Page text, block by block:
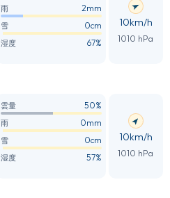
雨 2mm
雪 0cm
湿度 67%
10km/h
1010 hPa
雲量 50%
雨 0mm
雪 0cm
湿度 57%
10km/h
1010 hPa